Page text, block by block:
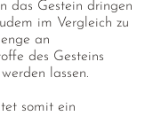
das Gestein dringen
im Vergleich zu
an
des Gesteins
lassen.
somit ein